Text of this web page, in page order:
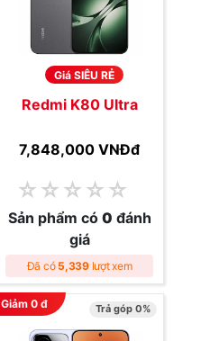
Giá SIÊU RẺ
Redmi K80 Ultra
7,848,000 VNĐđ
☆ ☆ ☆ ☆ ☆
Sản phẩm có 0 đánh
giá
Đã có 5,339lượt xem
Giảm 0đ Trả góp 0%